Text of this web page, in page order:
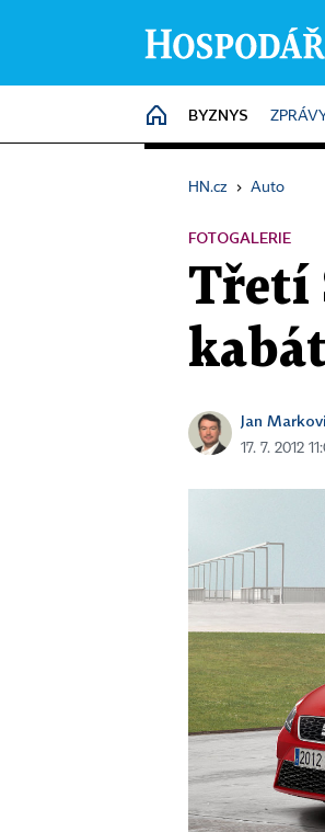
HOME
BYZNYS
HN.cz › Auto
FOTOGALERIE
Třetí
Jan
17. 7. 2012